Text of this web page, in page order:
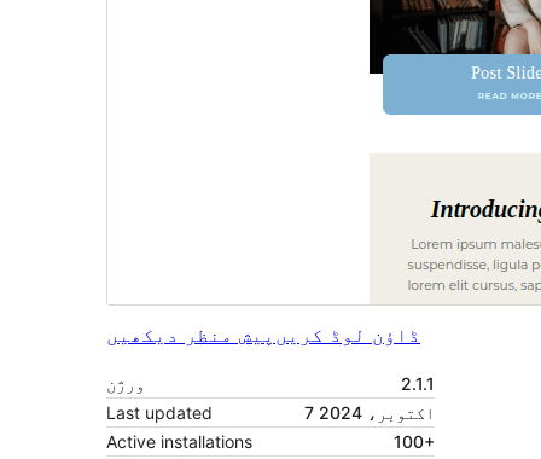
پیش منظر دیکھیں ڈاؤن لوڈ کریں
ورژن
2.1.1
Last updated
7 اکتوبر، 2024
Active installations
100+